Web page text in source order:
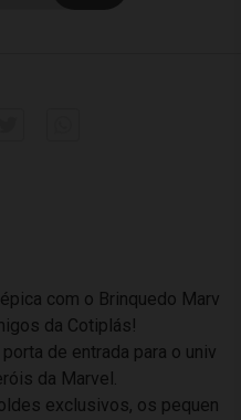
com o Brinquedo Marv
da Cotiplás!
de entrada para o univ
da Marvel.
exclusivos, os pequen